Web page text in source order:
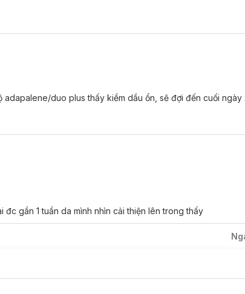
duo plus thấy kiềm dầu ổn, sẽ đợi đến cuối
gần 1 tuần da mình nhìn cải thiện lên trong thấy